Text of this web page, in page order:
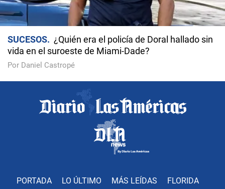
SUCESOS
¿Quién era el policía de Doral hallado sin
vida en el suroeste de Miami-Dade?
Por Daniel Castropé
PORTADA LO ÚLTIMO MÁS LEÍDAS FLORIDA